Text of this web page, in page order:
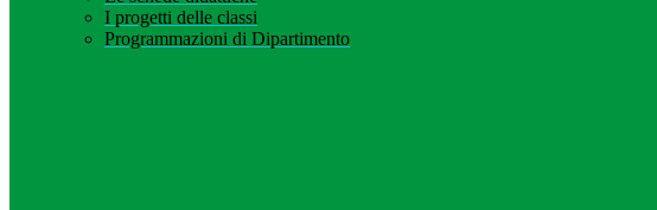
I progetti delle classi
Programmazioni di Dipartimento